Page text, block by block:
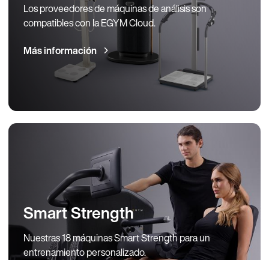
Los proveedores de máquinas de análisis son
compatibles con la EGYM Cloud.
Más información
Smart Strength
Nuestras 18 máquinas Smart Strength para un
entrenamiento personalizado.
Continuar en